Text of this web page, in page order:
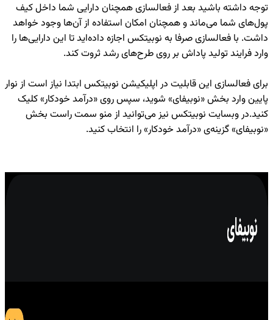
توجه داشته باشید بعد از فعالسازی همچنان دارایی شما داخل کیف
پول‌های شما می‌ماند و همچنان امکان استفاده از آن‌ها وجود خواهد
داشت. با فعالسازی صرفا به نوبیتکس اجازه داده‌اید تا این دارایی‌ها را
وارد فرایند تولید پاداش بر روی طرح‌های رشد ثروت کند.
برای فعالسازی این قابلیت در اپلیکیشن نوبیتکس ابتدا نیاز است از نوار
پایین وارد بخش «نوبیفای» شوید، سپس روی «درآمد خودکار» کلیک
کنید. در وبسایت نوبیتکس نیز می‌توانید از منو سمت راست بخش
«نوبیفای» گزینه‌ی «درآمد خودکار» را انتخاب کنید.